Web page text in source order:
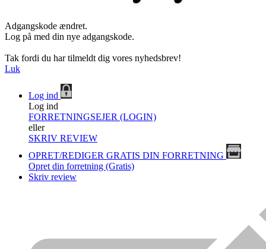
Adgangskode ændret.
Log på med din nye adgangskode.
Tak fordi du har tilmeldt dig vores nyhedsbrev!
Luk
Log ind
Log ind
FORRETNINGSEJER (LOGIN)
eller
SKRIV REVIEW
OPRET/REDIGER GRATIS DIN FORRETNING
Opret din forretning (Gratis)
Skriv review